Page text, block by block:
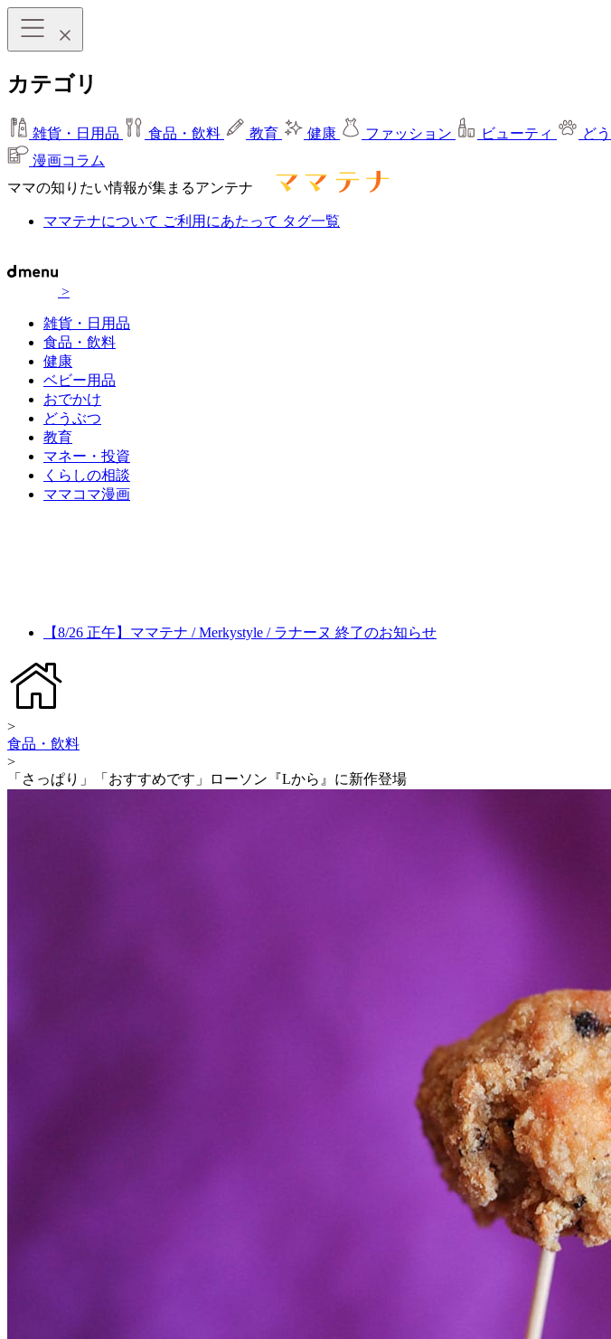
カテゴリ
雑貨・日用品 食品・飲料 教育 健康 ファッション ビューティ ど
漫画コラム
ママの知りたい情報が集まるアンテナ
ママテナについて ご利用にあたって タグ一覧
>
雑貨・日用品
食品・飲料
健康
ベビー用品
おでかけ
どうぶつ
教育
マネー・投資
くらしの相談
ママコマ漫画
【8/26 正午】ママテナ / Merkystyle / ラナーヌ 終了のお知らせ
>
食品・飲料
>
「さっぱり」「おすすめです」ローソン『Lから』に新作登場